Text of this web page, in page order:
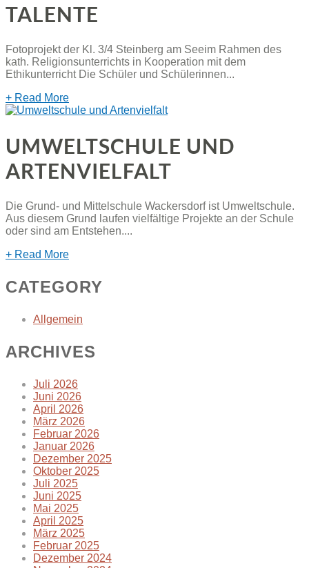
TALENTE
Fotoprojekt der Kl. 3/4 Steinberg am Seeim Rahmen des
kath. Religionsunterrichts in Kooperation mit dem
Ethikunterricht Die Schüler und Schülerinnen...
+ Read More
UMWELTSCHULE UND
ARTENVIELFALT
Die Grund- und Mittelschule Wackersdorf ist Umweltschule.
Aus diesem Grund laufen vielfältige Projekte an der Schule
oder sind am Entstehen....
+ Read More
CATEGORY
Allgemein
ARCHIVES
Juli 2026
Juni 2026
April 2026
März 2026
Februar 2026
Januar 2026
Dezember 2025
Oktober 2025
Juli 2025
Juni 2025
Mai 2025
April 2025
März 2025
Februar 2025
Dezember 2024